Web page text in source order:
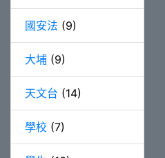
國安法 (9)
大埔 (9)
天文台 (14)
學校 (7)